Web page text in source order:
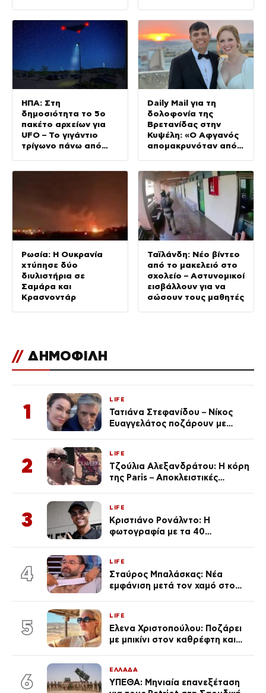
αγοράκι και οι
παππούδες του
ΗΠΑ: Στη
δημοσιότητα το 5ο
πακέτο αρχείων για
UFO – Το γιγάντιο
τρίγωνο πάνω από
Daily Mail για τη
δολοφονία της
Βρετανίδας στην
Κυψέλη: «Ο Αφγανός
απομακρυνόταν από
ελεύθερος άνδρας»
Ρωσία: Η Ουκρανία
χτύπησε δύο
διυλιστήρια σε
Σαμάρα και
Κρασνοντάρ
Ταϊλάνδη: Νέο βίντεο
από το μακελειό στο
σχολείο – Αστυνομικοί
εισβάλλουν για να
σώσουν τους μαθητές
// ΔΗΜΟΦΙΛΗ
1
LIFE
Τατιάνα Στεφανίδου – Νίκος
Ευαγγελάτος ποζάρουν με
2
LIFE
Τζούλια Αλεξανδράτου: Η κόρη
της Paris – Αποκλειστικές
3
LIFE
Κριστιάνο Ρονάλντο: Η
φωτογραφία με τα 40
εκ. likes
4
LIFE
Σταύρος Μπαλάσκας: Νέα
εμφάνιση μετά τον χαμό στο
5
LIFE
Έλενα Χριστοπούλου: Ποζάρει
με μπικίνι στον καθρέφτη και
καθεμία…» (Βίντεο)
6
ΕΛΛΑΔΑ
ΥΠΕΘΑ: Μηνιαία επανεξέταση